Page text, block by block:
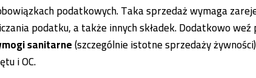
podatkowych. Taka sprzedaż wymaga
podatku, a także innych składek. Dodatkowo weź
sanitarne(szczególnie istotne sprzedaży
i OC.